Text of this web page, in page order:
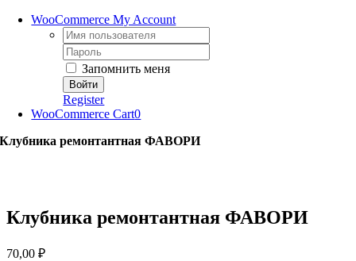
WooCommerce My Account
Username:
Password:
Запомнить меня
Register
WooCommerce Cart0
Клубника ремонтантная ФАВОРИ
Клубника ремонтантная ФАВОРИ
70,00 ₽